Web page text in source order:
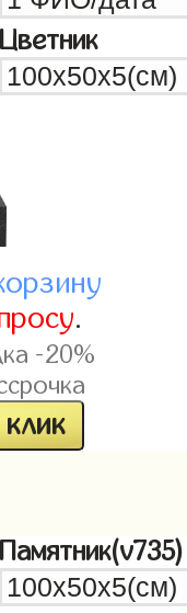
Цветник
.
-20%
клик
Памятник(v735)